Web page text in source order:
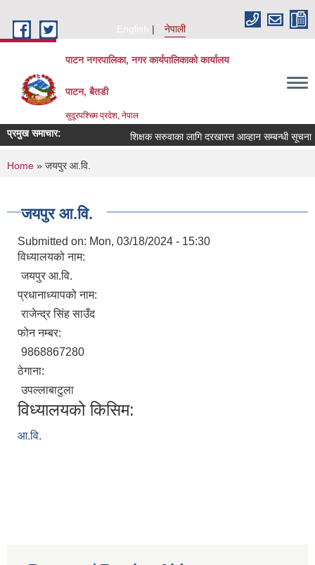
English
नेपाली
पाटन नगरपालिका, नगर कार्यपालिकाको कार्यालय
पाटन, बैतडी
सुदूरपश्चिम प्रदेश, नेपाल
प्रमुख समाचार: शिक्षक सरुवाका लागि दरखास्त आव्हान सम्बन्धी सूचना ।
You are here
Home » जयपुर आ.वि.
जयपुर आ.वि.
Submitted on: Mon, 03/18/2024 - 15:30
विध्यालयको नाम:
जयपुर आ.वि.
प्रधानाध्यापको नाम:
राजेन्द्र सिंह साउँद
फोन नम्बर:
9868867280
ठेगाना:
उपल्लाबाटुला
विध्यालयको किसिम:
आ.वि.